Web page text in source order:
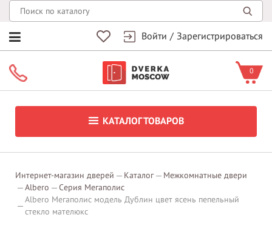
Войти / Зарегистрироваться
0
КАТАЛОГ ТОВАРОВ
Интернет-магазин дверей Каталог
Межкомнатные двери
Albero
Серия Мегаполис
Albero Мегаполис модель Дублин цвет ясень пепельный
стекло мателюкс